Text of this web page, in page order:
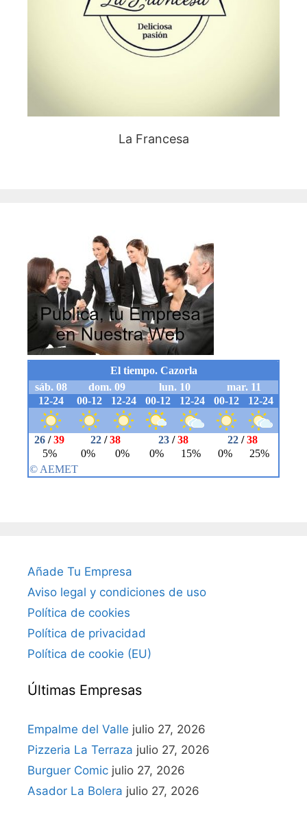
La Francesa
Añade Tu Empresa
Aviso legal y condiciones de uso
Política de cookies
Política de privacidad
Política de cookie (EU)
Últimas Empresas
Empalme del Valle julio 27, 2026
Pizzeria La Terraza julio 27, 2026
Burguer Comic julio 27, 2026
Asador La Bolera julio 27, 2026